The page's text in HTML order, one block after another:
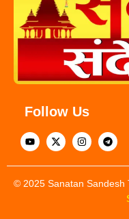
Follow Us
© 2025 Sanatan Sandesh